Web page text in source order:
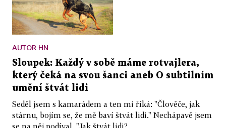
AUTOR HN
Sloupek: Každý v sobě máme rotvajlera,
který čeká na svou šanci aneb O subtilním
umění štvát lidi
Seděl jsem s kamarádem a ten mi říká: "Člověče, jak
stárnu, bojím se, že mě baví štvát lidi." Nechápavě jsem
se na něj podíval. "Jak štvát lidi?...